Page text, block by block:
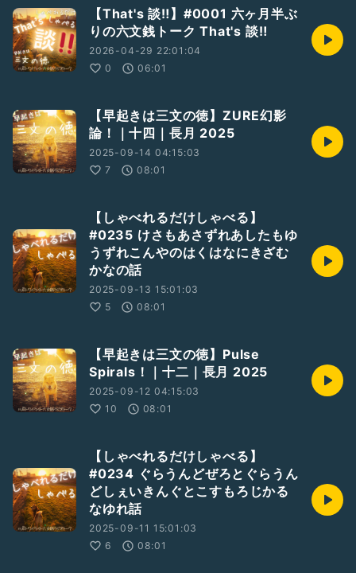
Don&#039;t make up stories, don&#039;t leave a trace,
don&#039;t take it to your grave
RadiotalkのほかSpotify, ApplePodcasts, AmazonMusic,
Hosthttps://radiotalk.jp/program/137267
【That's 談‼️】#0001 六ヶ月半ぶ
りの六文銭トーク That's 談‼️
2026-04-29 22:01:04
0
06:01
【早起きは三文の徳】ZURE幻影
論！｜十四｜長月 2025
2025-09-14 04:15:03
7
08:01
【しゃべれるだけしゃべる】
#0235 けさもあさずれあしたもゆ
うずれこんやのはくはなにきざむ
かなの話
2025-09-13 15:01:03
5
08:01
【早起きは三文の徳】Pulse
Spirals！｜十二｜長月 2025
2025-09-12 04:15:03
10
08:01
【しゃべれるだけしゃべる】
#0234 ぐらうんどぜろとぐらうん
どしぇいきんぐとこすもろじかる
なゆれ話
2025-09-11 15:01:03
6
08:01